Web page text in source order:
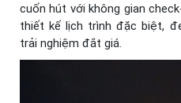
cuốn hút với không gian
thiết kế lịch trình đặc biệt,
trải nghiệm đắt giá.